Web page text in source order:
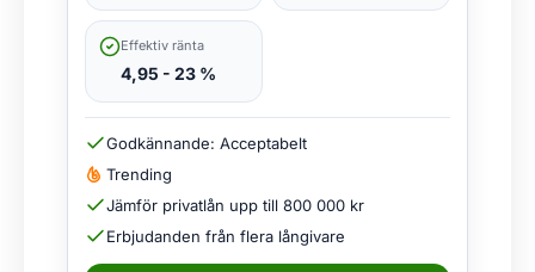
Effektiv ränta
4,95 - 23 %
Godkännande: Acceptabelt
Trending
Jämför privatlån upp till 800 000 kr
Erbjudanden från flera långivare